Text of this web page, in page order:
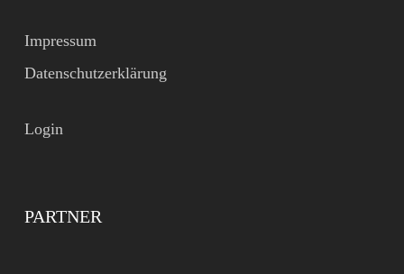
Impressum
Datenschutzerklärung
Login
PARTNER